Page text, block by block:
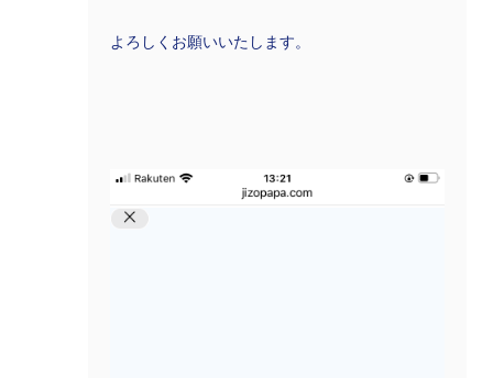
よろしくお願いいたします。